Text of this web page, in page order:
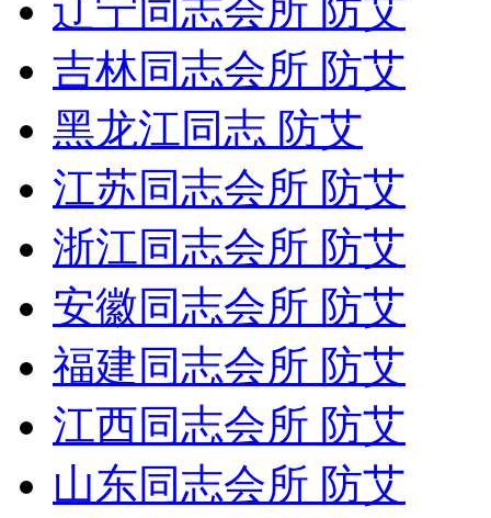
辽宁同志会所 防艾
吉林同志会所 防艾
黑龙江同志 防艾
江苏同志会所 防艾
浙江同志会所 防艾
安徽同志会所 防艾
福建同志会所 防艾
江西同志会所 防艾
山东同志会所 防艾